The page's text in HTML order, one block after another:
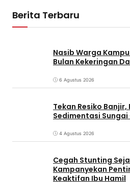
Berita Terbaru
Nasib Warga
Bulan Kekeringan
6 Agustus 2026
Tekan Resiko
Sedimentasi
4 Agustus 2026
Cegah Stunting
Kampanyekan
Keaktifan Ibu Hamil